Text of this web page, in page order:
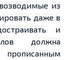
из
даже в
и
должна